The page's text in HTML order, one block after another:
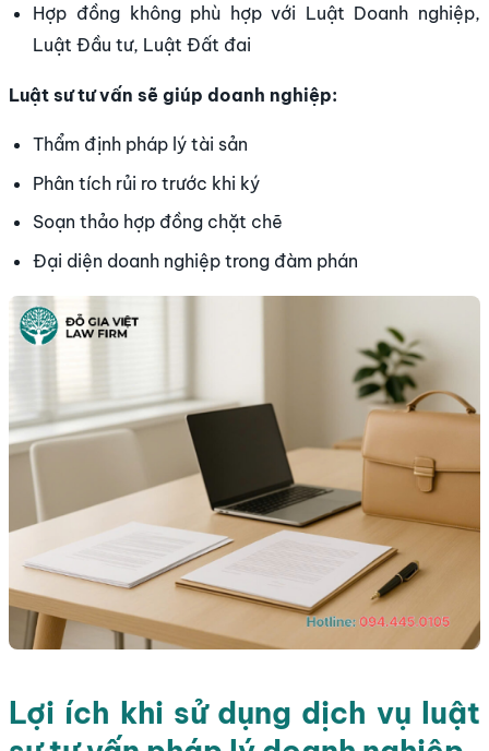
Hợp đồng không phù hợp với Luật Doanh nghiệp,
Luật Đầu tư, Luật Đất đai
Luật sư tư vấn sẽ giúp doanh nghiệp:
Thẩm định pháp lý tài sản
Phân tích rủi ro trước khi ký
Soạn thảo hợp đồng chặt chẽ
Đại diện doanh nghiệp trong đàm phán
Lợi ích khi sử dụng dịch vụ luật